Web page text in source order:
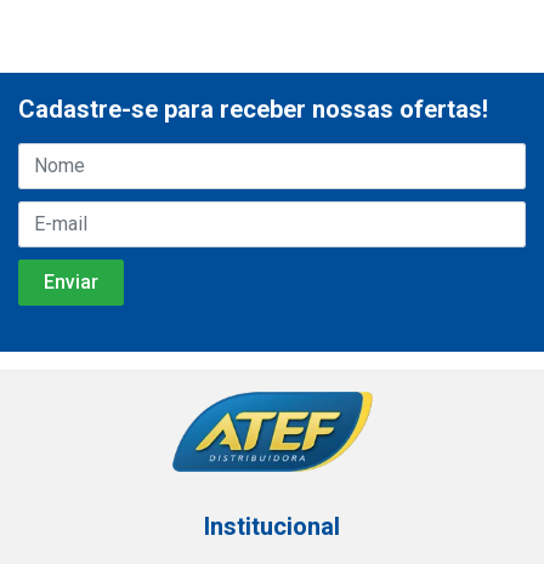
Cadastre-se para receber nossas ofertas!
Institucional